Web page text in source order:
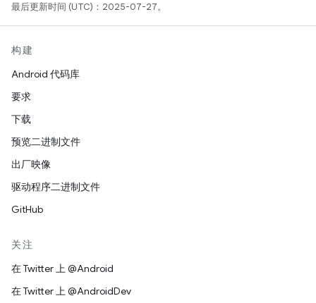
最后更新时间 (UTC)：2025-07-27。
构建
Android 代码库
要求
下载
预览二进制文件
出厂映像
驱动程序二进制文件
GitHub
关注
在 Twitter 上 @Android
在 Twitter 上 @AndroidDev